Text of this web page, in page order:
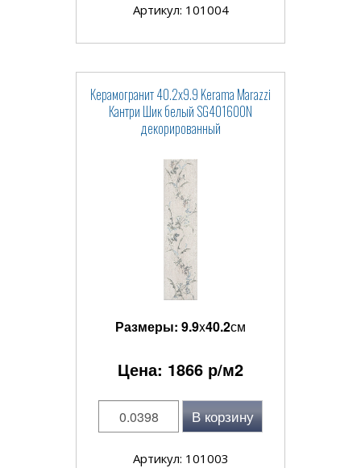
Артикул: 101004
Керамогранит 40.2x9.9 Kerama Marazzi
Кантри Шик белый SG401600N
декорированный
Размеры: 9.9x40.2см
Цена: 1866 р/м2
В корзину
Артикул: 101003